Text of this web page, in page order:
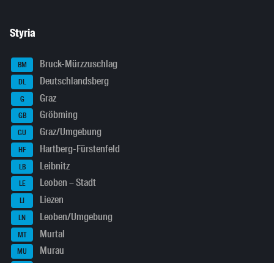
Styria
BM Bruck-Mürzzuschlag
DL Deutschlandsberg
G Graz
GB Gröbming
GU Graz/Umgebung
HF Hartberg-Fürstenfeld
LB Leibnitz
LE Leoben – Stadt
LI Liezen
LN Leoben/Umgebung
MT Murtal
MU
Murau